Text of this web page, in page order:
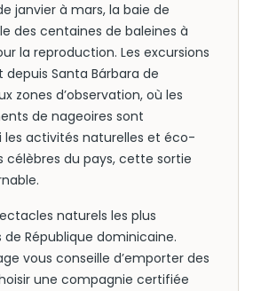
janvier à mars, la baie de
des centaines de baleines à
la reproduction. Les excursions
Santa Bárbara de
zones d’observation, où les
de nageoires sont
les activités naturelles et éco-
célèbres du pays, cette sortie
naturels les plus
République dominicaine.
vous conseille d’emporter des
une compagnie certifiée